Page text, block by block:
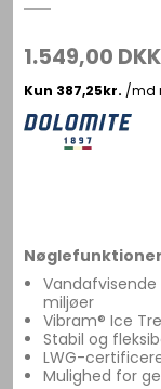
1.549,00 DKK
Nøglefunktioner
miljøer
Vibram® Ice
Stabil og
LWG-
Mulighed for